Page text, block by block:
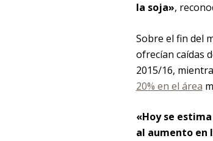
la soja»,
Sobre el fin del
ofrecían caídas
2015/16,
20% en el área
«Hoy se
al aumento en